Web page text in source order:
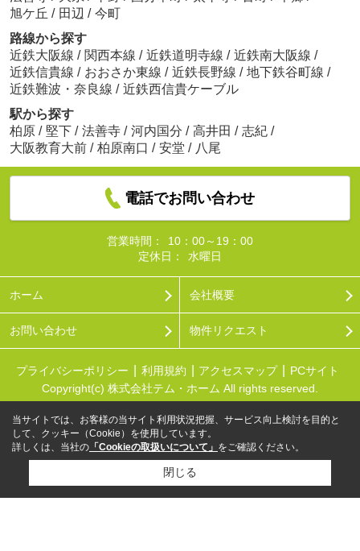
旭ケ丘 / 田辺 / 今町
路線から探す
近鉄大阪線 / 関西本線 / 近鉄道明寺線 / 近鉄南大阪線 /
近鉄信貴線 / おおさか東線 / 近鉄長野線 / 地下鉄谷町線 /
近鉄難波・奈良線 / 近鉄西信貴ケーブル
駅から探す
柏原 / 堅下 / 法善寺 / 河内国分 / 高井田 / 志紀 /
大阪教育大前 / 柏原南口 / 安堂 / 八尾
電話でお問い合わせ
営業時間：
10：00～19：00
定休日：
水曜日
ホーム 会社概要
お問い合わせ 物件リクエスト
プライバシーポリシー 利用規約 アクセスマップ
PCサイト
Copyright(c) 株式会社テム・ホーム All rights reserved.
当サイトでは、お客様の当サイト利用状況把握、サービス向上検討を目的と
して、クッキー（Cookie）を使用しています。
詳しくは、当社の 「Cookieの取扱いについて」 をご確認ください。
閉じる